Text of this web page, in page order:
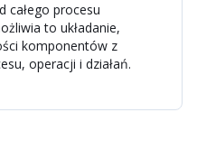
całego procesu
to układanie,
komponentów z
operacji i działań.